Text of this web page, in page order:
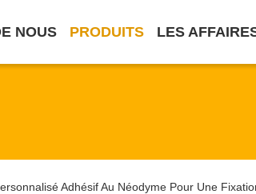
NOUS PRODUITS LES
Adhésif Au Néodyme Pour Une